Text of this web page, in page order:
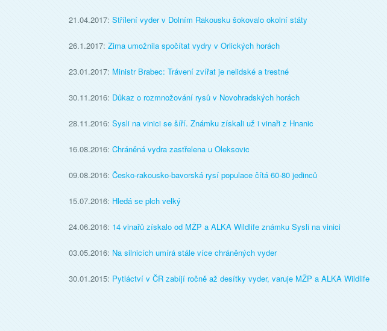
21.04.2017: Střílení vyder v Dolním Rakousku šokovalo okolní státy
26.1.2017: Zima umožnila spočítat vydry v Orlických horách
23.01.2017: Ministr Brabec: Trávení zvířat je nelidské a trestné
30.11.2016: Důkaz o rozmnožování rysů v Novohradských horách
28.11.2016: Sysli na vinici se šíří. Známku získali už i vinaři z Hnanic
16.08.2016: Chráněná vydra zastřelena u Oleksovic
09.08.2016: Česko-rakousko-bavorská rysí populace čítá 60-80 jedinců
15.07.2016: Hledá se plch velký
24.06.2016: 14 vinařů získalo od MŽP a ALKA Wildlife známku Sysli na vinici
03.05.2016: Na silnicích umírá stále více chráněných vyder
30.01.2015: Pytláctví v ČR zabíjí ročně až desítky vyder, varuje MŽP a ALKA Wildlife